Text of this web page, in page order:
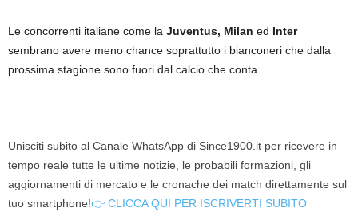
Le concorrenti italiane come la Juventus, Milan ed Inter
sembrano avere meno chance soprattutto i bianconeri che dalla
prossima stagione sono fuori dal calcio che conta.
Unisciti subito al Canale WhatsApp di Since1900.it per ricevere in
tempo reale tutte le ultime notizie, le probabili formazioni, gli
aggiornamenti di mercato e le cronache dei match direttamente sul
tuo smartphone!👉 CLICCA QUI PER ISCRIVERTI SUBITO